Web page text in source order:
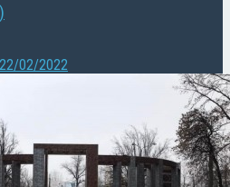
22/02/2022